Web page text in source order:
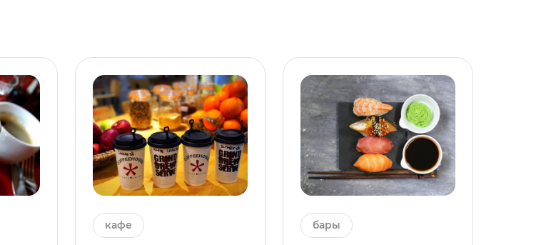
кафе бары